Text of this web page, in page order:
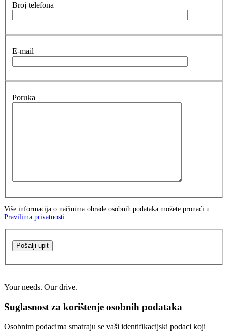
Broj telefona
E-mail
Poruka
Više informacija o načinima obrade osobnih podataka možete pronaći u
Pravilima privatnosti
Pošalji upit
Your needs. Our drive.
Suglasnost za korištenje osobnih podataka
Osobnim podacima smatraju se vaši identifikacijski podaci koji